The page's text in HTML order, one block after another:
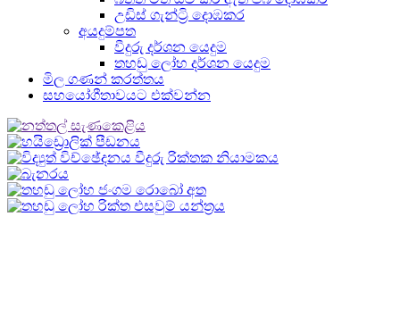
උඩිස් ගැන්ට්‍රි දොඹකර
අයදුම්පත
වීදුරු දර්ශන යෙදුම
තහඩු ලෝහ දර්ශන යෙදුම
මිල ගණන් කරත්තය
සහයෝගීතාවයට එක්වන්න